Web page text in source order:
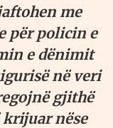
me
për policin e
e dënimit
në veri
gjithë
krijuarnëse